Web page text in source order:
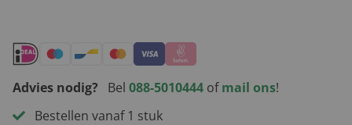
Advies nodig? Bel 088-5010444 ofmail ons!
Bestellen vanaf 1 stuk